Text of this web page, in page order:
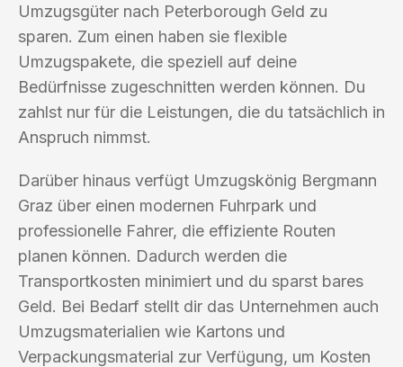
Umzugsgüter nach Peterborough Geld zu
sparen. Zum einen haben sie flexible
Umzugspakete, die speziell auf deine
Bedürfnisse zugeschnitten werden können. Du
zahlst nur für die Leistungen, die du tatsächlich in
Anspruch nimmst.
Darüber hinaus verfügt Umzugskönig Bergmann
Graz über einen modernen Fuhrpark und
professionelle Fahrer, die effiziente Routen
planen können. Dadurch werden die
Transportkosten minimiert und du sparst bares
Geld. Bei Bedarf stellt dir das Unternehmen auch
Umzugsmaterialien wie Kartons und
Verpackungsmaterial zur Verfügung, um Kosten